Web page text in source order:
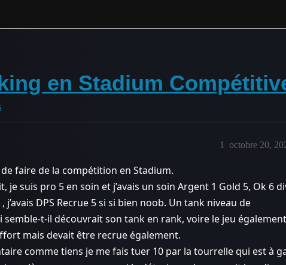
en Stadium
octobre 20,
1
faire de la compétition en Stadium.
je suis pro 5 en soin et j’avais un soin Argent 1 Gold 5, Ok 6
j’avais DPS Recrue 5 si si bien noob. Un tank niveau de
t-il découvrait son tank en rank, voire le jeu
mais devait être recrue également.
comme tiens je me fais tuer 10 par la tourrelle qui est à